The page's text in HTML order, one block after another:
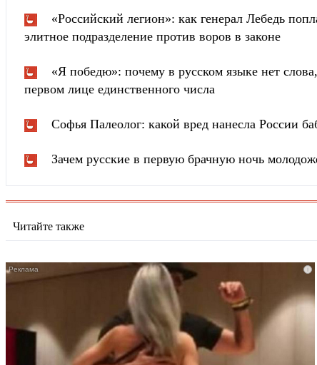
«Российский легион»: как генерал Лебедь
элитное подразделение против воров в законе
«Я победю»: почему в русском языке нет
первом лице единственного числа
Софья Палеолог: какой вред нанесла России
Зачем русские в первую брачную ночь
Читайте также
i